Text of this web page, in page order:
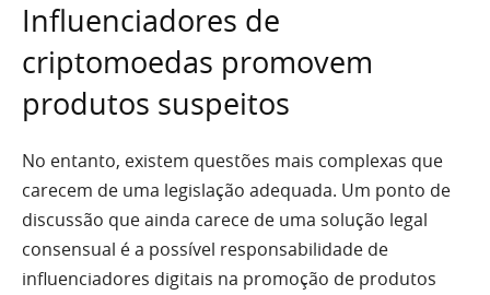
Influenciadores de
criptomoedas promovem
produtos suspeitos
No entanto, existem questões mais complexas que
carecem de uma legislação adequada. Um ponto de
discussão que ainda carece de uma solução legal
consensual é a possível responsabilidade de
influenciadores digitais na promoção de produtos